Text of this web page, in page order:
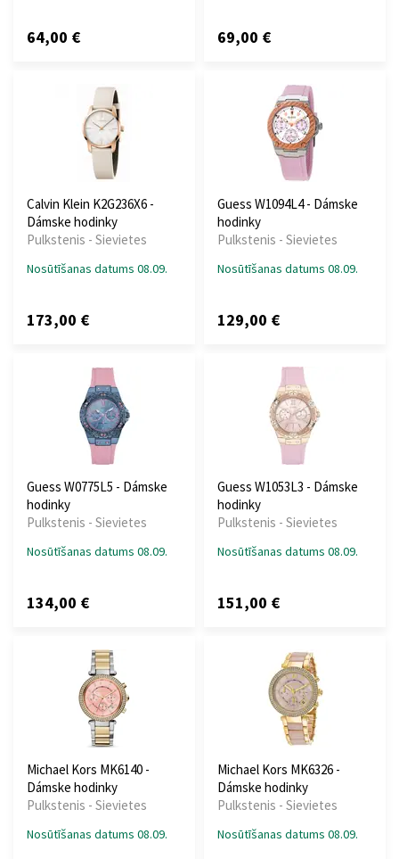
64,00 € 69,00 €
Calvin Klein K2G236X6 -
Dámske hodinky
Pulkstenis - Sievietes
Nosūtīšanas datums 08.09.
173,00 €
Guess W1094L4 - Dámske
hodinky
Pulkstenis - Sievietes
Nosūtīšanas datums 08.09.
129,00 €
Guess W0775L5 - Dámske
hodinky
Pulkstenis - Sievietes
Nosūtīšanas datums 08.09.
134,00 €
Guess W1053L3 - Dámske
hodinky
Pulkstenis - Sievietes
Nosūtīšanas datums 08.09.
151,00 €
Michael Kors MK6140 -
Dámske hodinky
Pulkstenis - Sievietes
Nosūtīšanas datums 08.09.
Michael Kors MK6326 -
Dámske hodinky
Pulkstenis - Sievietes
Nosūtīšanas datums 08.09.